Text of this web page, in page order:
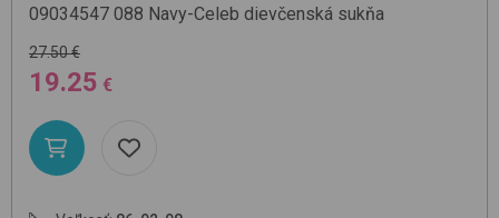
09034547 088 Navy-Celeb dievčenská sukňa
27.50 €
19.25 €